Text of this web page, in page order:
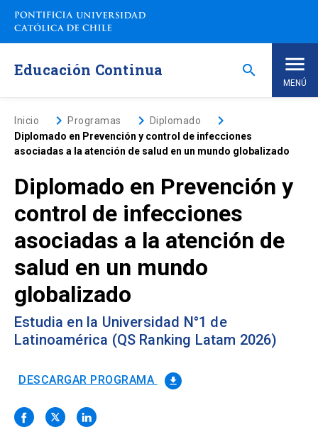
Saltar
contenido
Educación Continua search
MENÚ
Inicio
Nosotros
Programas de Estudio
Programas Corporativos
Noticias
Solicitud Certificados(El
enlace
se
en
se
en
Inicio keyboard_arrow_rightProgramas keyboard_arrow_right Diplomado keyboard_arrow_right
Diplomado en Prevención y control de infecciones
asociadas a la atención de salud en un mundo globalizado
Diplomado en Prevención y
control de infecciones
asociadas a la atención de
salud en un mundo
globalizado
Estudia en la Universidad N°1 de
Latinoamérica (QS Ranking Latam 2026)
DESCARGAR PROGRAMA file_download